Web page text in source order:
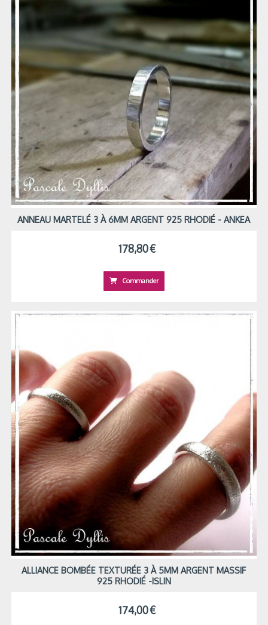
ANNEAU MARTELÉ 3 À 6MM ARGENT 925 RHODIÉ - ANKEA
178,80€
Commander
ALLIANCE BOMBÉE TEXTURÉE 3 À 5MM ARGENT MASSIF
925 RHODIÉ -ISLIN
174,00€